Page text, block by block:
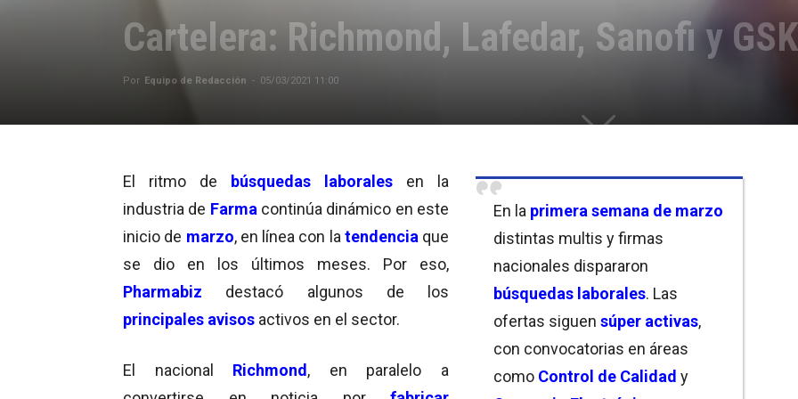
Cartelera: Richmond, Lafedar, Sanofi y GSK
Por Equipo de Redacción - 05/03/2021 11:00
En la primera semana de marzo
distintas multis y firmas
nacionales dispararon
búsquedas laborales. Las
ofertas siguen súper activas,
con convocatorias en áreas
como Control de Calidad y
El ritmo de búsquedas laborales en la
industria de Farma continúa dinámico en este
inicio de marzo, en línea con la tendencia que
se dio en los últimos meses. Por eso,
Pharmabiz destacó algunos de los
principales avisos activos en el sector.
El nacional Richmond, en paralelo a